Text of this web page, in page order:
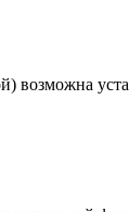
возможна